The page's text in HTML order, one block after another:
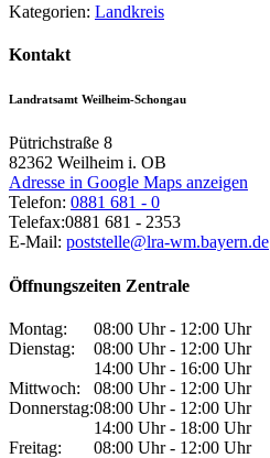
Kategorien: Landkreis
Kontakt
Landratsamt Weilheim-Schongau
Pütrichstraße 8
82362 Weilheim i. OB
Adresse in Google Maps anzeigen
Telefon: 0881 681 - 0
Telefax:0881 681 - 2353
E-Mail: poststelle@lra-wm.bayern.de
Öffnungszeiten Zentrale
Montag:
08:00 Uhr - 12:00 Uhr
Dienstag:
08:00 Uhr - 12:00 Uhr
14:00 Uhr - 16:00 Uhr
Mittwoch:
08:00 Uhr - 12:00 Uhr
Donnerstag:08:00 Uhr - 12:00 Uhr
14:00 Uhr - 18:00 Uhr
Freitag:
08:00 Uhr - 12:00 Uhr